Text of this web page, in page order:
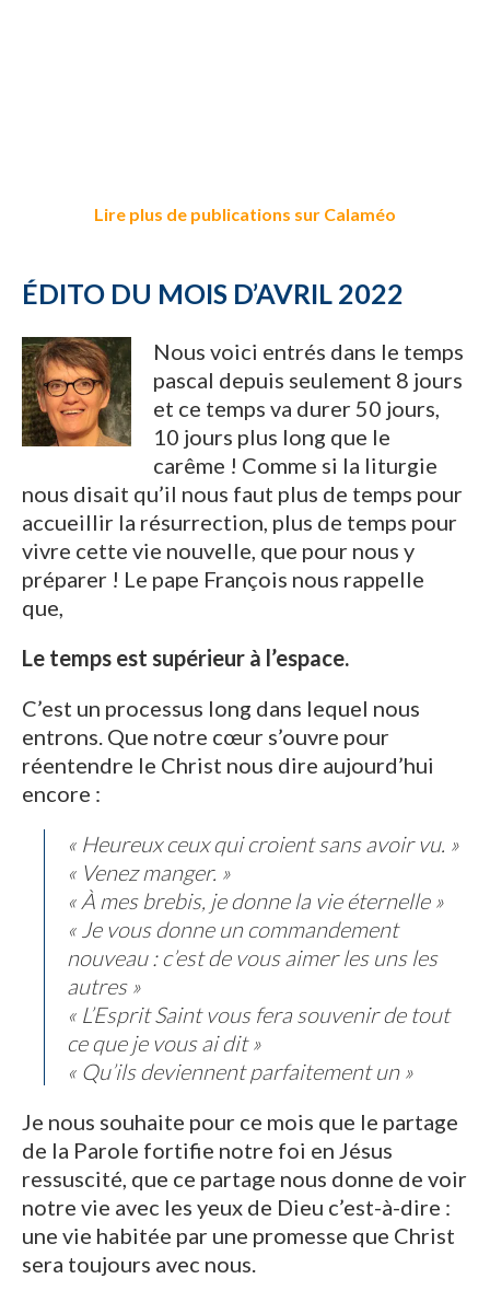
Lire plus de publications sur Calaméo
ÉDITO DU MOIS D’AVRIL 2022
Nous voici entrés dans le temps
pascal depuis seulement 8 jours
et ce temps va durer 50 jours,
10 jours plus long que le
carême ! Comme si la liturgie
nous disait qu’il nous faut plus de temps pour
accueillir la résurrection, plus de temps pour
vivre cette vie nouvelle, que pour nous y
préparer ! Le pape François nous rappelle
que,
Le temps est supérieur à l’espace.
C’est un processus long dans lequel nous
entrons. Que notre cœur s’ouvre pour
réentendre le Christ nous dire aujourd’hui
encore :
« Heureux ceux qui croient sans avoir vu. »
« Venez manger. »
« À mes brebis, je donne la vie éternelle »
« Je vous donne un commandement
nouveau : c’est de vous aimer les uns les
autres »
« L’Esprit Saint vous fera souvenir de tout
ce que je vous ai dit »
« Qu’ils deviennent parfaitement un »
Je nous souhaite pour ce mois que le partage
de la Parole fortifie notre foi en Jésus
ressuscité, que ce partage nous donne de voir
notre vie avec les yeux de Dieu c’est-à-dire :
une vie habitée par une promesse que Christ
sera toujours avec nous.